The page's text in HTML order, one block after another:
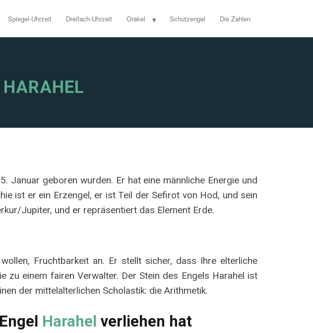
Spiegel-Uhrzeit Dreifach-Uhrzeit Orakel Schutzengel Die Zahlen
HARAHEL
Januar geboren wurden. Er hat eine männliche Energie und
ist er ein Erzengel, er ist Teil der Sefirot von Hod, und sein
Jupiter, und er repräsentiert das Element Erde.
Fruchtbarkeit an. Er stellt sicher, dass Ihre elterliche
zu einem fairen Verwalter. Der Stein des Engels Harahel ist
der mittelalterlichen Scholastik: die Arithmetik.
Harahel verliehen hat